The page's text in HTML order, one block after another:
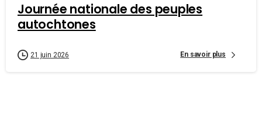
Journée nationale des peuples
autochtones
21 juin 2026 En savoir plus